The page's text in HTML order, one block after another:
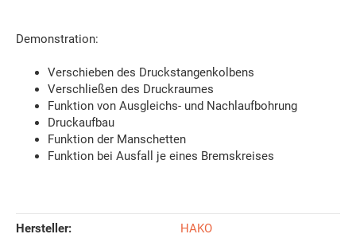
Demonstration:
Verschieben des Druckstangenkolbens
Verschließen des Druckraumes
Funktion von Ausgleichs- und Nachlaufbohrung
Druckaufbau
Funktion der Manschetten
Funktion bei Ausfall je eines Bremskreises
Hersteller: HAKO